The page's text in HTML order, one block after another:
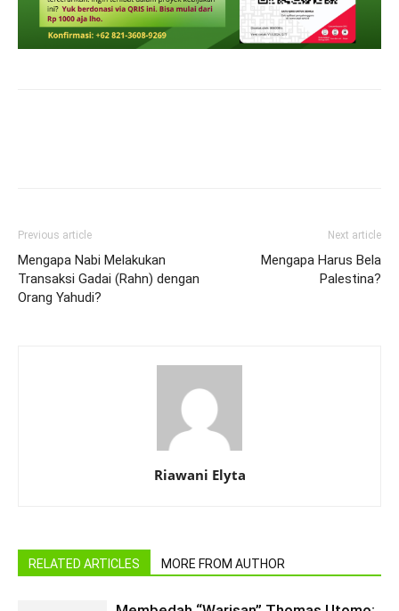
Previous article
Mengapa Nabi Melakukan
Transaksi Gadai (Rahn) dengan
Orang Yahudi?
Next article
Mengapa Harus Bela
Palestina?
Riawani Elyta
RELATED ARTICLES MORE FROM AUTHOR